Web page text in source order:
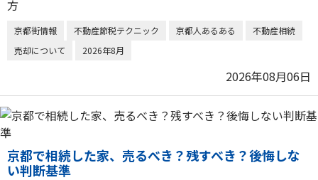
方
京都街情報 不動産節税テクニック 京都人あるある
不動産相続
売却について
2026年8月
2026年08月06日
京都で相続した家、売るべき？残すべき？後悔しな
い判断基準